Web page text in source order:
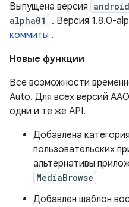
Выпущена версия
alpha01
. Версия 1.8.0-
коммиты .
Новые функции
Все возможности
Auto. Для всех версий
одни и те же API.
Добавлена
пользовательских
альтернативы
MediaBrowse
Добавлен шаблон